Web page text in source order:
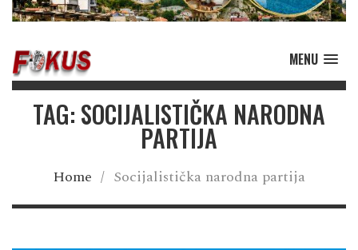
MENU
TAG: SOCIJALISTIČKA NARODNA
PARTIJA
Home / Socijalistička narodna partija